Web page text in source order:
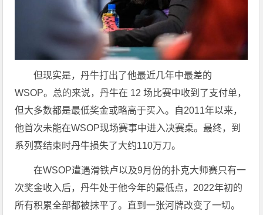
但现实是，丹牛打出了他最近几年中最差的
WSOP。总的来说，丹牛在 12 场比赛中收到了支付单，
但大多数都是最低奖金或略高于买入。自2011年以来，
他首次未能在WSOP现场赛事中进入决赛桌。最终，到
系列赛结束时丹牛损失了大约110万刀。
在WSOP遭遇滑铁卢以及9月份的扑克大师赛只有一
次奖金收入后，丹牛处于他今年的最低点，2022年初的
所有积累全部都被抹平了。直到一张河牌改变了一切。